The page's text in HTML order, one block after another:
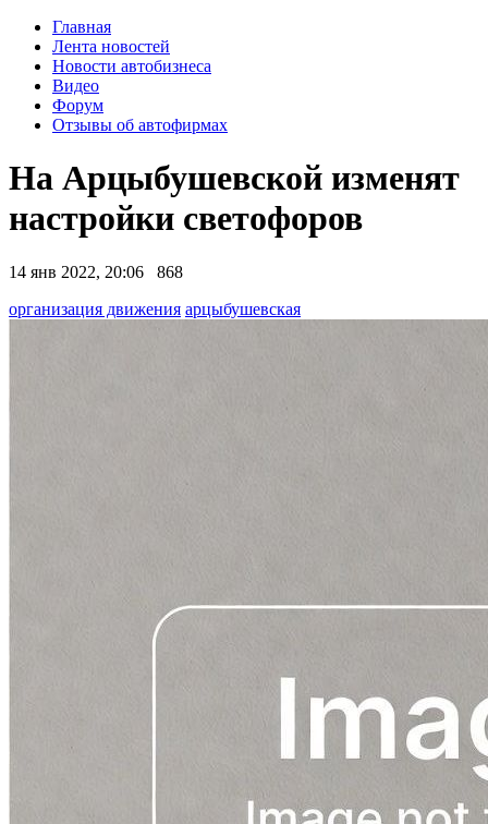
Главная
Лента новостей
Новости автобизнеса
Видео
Форум
Отзывы об автофирмах
На Арцыбушевской изменят
настройки светофоров
14 янв 2022, 20:06
868
организация движения арцыбушевская